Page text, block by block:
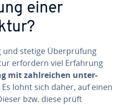
einer
und stetige Über­prü­fung
erfordern viel Erfahrung
mit zahl­rei­chen un­ter­
Es lohnt sich daher, auf einen
bzw. diese prüft